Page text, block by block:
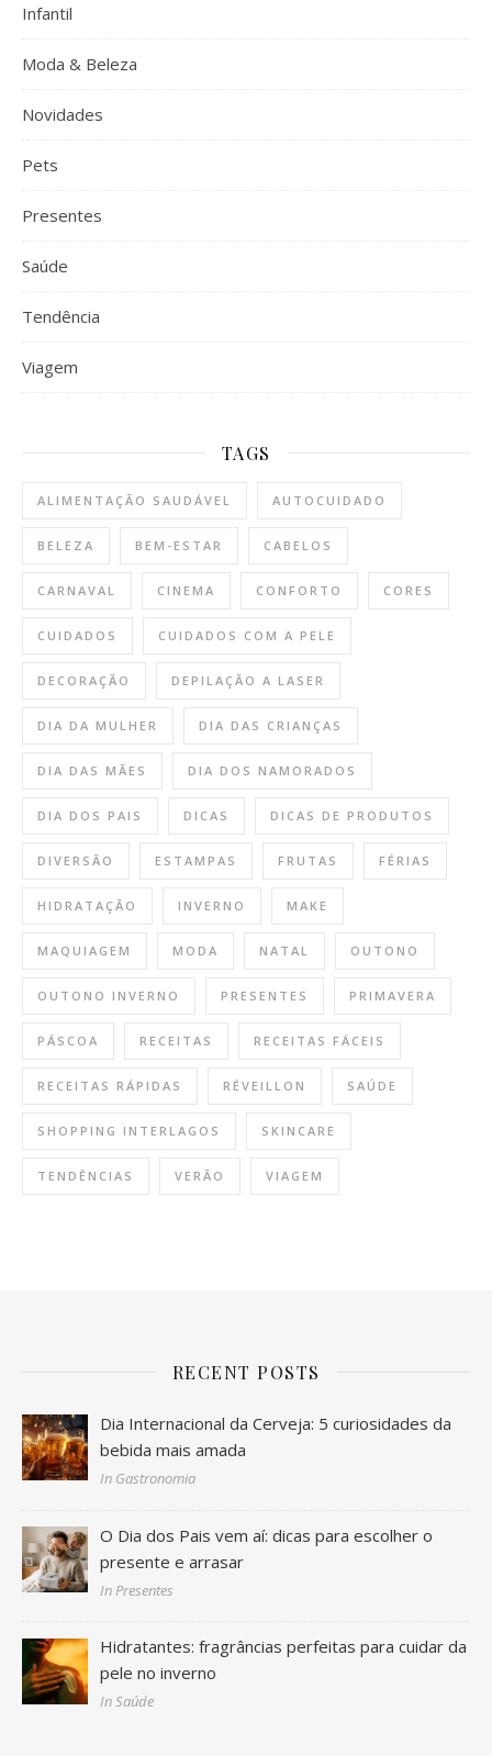
Infantil
Moda & Beleza
Novidades
Pets
Presentes
Saúde
Tendência
Viagem
TAGS
ALIMENTAÇÃO SAUDÁVEL AUTOCUIDADO
BELEZA BEM-ESTAR CABELOS
CARNAVAL CINEMA CONFORTO CORES
CUIDADOS CUIDADOS COM A PELE
DECORAÇÃO DEPILAÇÃO A LASER
DIA DA MULHER DIA DAS CRIANÇAS
DIA DAS MÃES DIA DOS NAMORADOS
DIA DOS PAIS DICAS DICAS DE PRODUTOS
DIVERSÃO ESTAMPAS FRUTAS FÉRIAS
HIDRATAÇÃO INVERNO MAKE
MAQUIAGEM MODA NATAL OUTONO
OUTONO INVERNO PRESENTES PRIMAVERA
PÁSCOA RECEITAS RECEITAS FÁCEIS
RECEITAS RÁPIDAS RÉVEILLON SAÚDE
SHOPPING INTERLAGOS SKINCARE
TENDÊNCIAS VERÃO VIAGEM
RECENT POSTS
Dia Internacional da Cerveja: 5 curiosidades da
bebida mais amada
In Gastronomia
O Dia dos Pais vem aí: dicas para escolher o
presente e arrasar
In Presentes
Hidratantes: fragrâncias perfeitas para cuidar da
pele no inverno
In Saúde